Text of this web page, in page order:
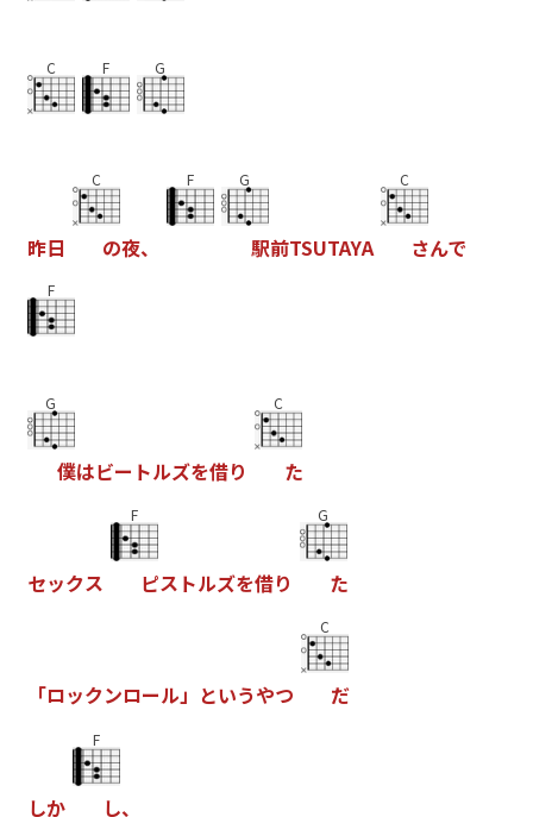
C F G
昨日
C
の夜、
F G
駅前TSUTAYA
C
さんで
F
G
僕はビー トルズを借り
C
た
セックス
F
ピス トルズを借り
G
た
「ロックンロール」 というやつ
C
だ
しか
F
し、